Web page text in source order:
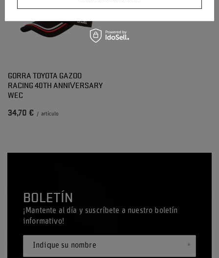
GORRA TOYOTA GAZOO
RACING 40TH ANNIVERSARY
WEC
34,70 € / artículo
BOLETÍN
¡Mantente al día y suscríbete a nuestro boletín
informativo!
Indique su nombre